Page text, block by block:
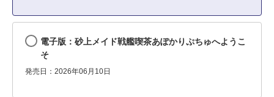
電子版：砂上メイド戦艦喫茶あぽかりぷちゅへようこ
そ
発売日：2026年06月10日